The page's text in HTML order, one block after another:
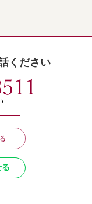
ください